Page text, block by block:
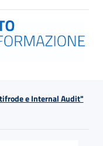
e Internal Audit"